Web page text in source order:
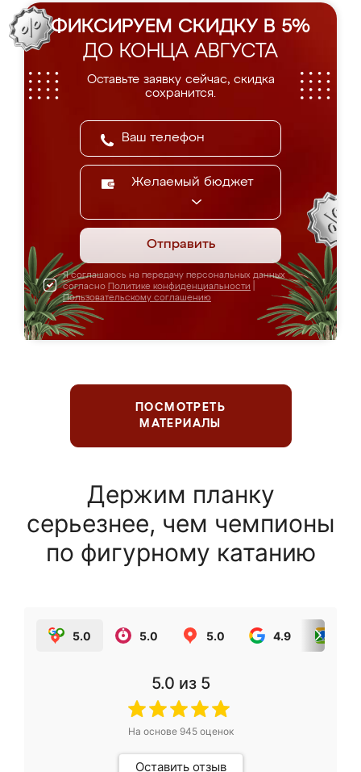
ФИКСИРУЕМ СКИДКУ В 5%
ДО КОНЦА АВГУСТА
Оставьте заявку сейчас, скидка
сохранится.
Желаемый бюджет
Отправить
Я соглашаюсь на передачу персональных данных
согласно Политике конфиденциальности
Пользовательскому соглашению
ПОСМОТРЕТЬ
МАТЕРИАЛЫ
Держим планку
серьезнее, чем чемпионы
по фигурному катанию
5.0 5.0 5.0 4.9
5.0 из 5
На основе 945оценок
Оставить отзыв